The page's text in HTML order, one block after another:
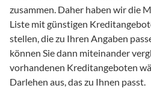
zusammen. Daher haben wir die
Liste mit günstigen
stellen, die zu Ihren Angaben
können Sie dann miteinander
vorhandenen Kreditangeboten
Darlehen aus, das zu Ihnen passt.